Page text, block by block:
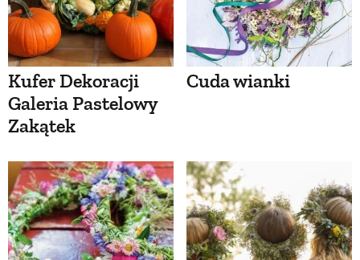
Kufer Dekoracji
Galeria Pastelowy
Zakątek
Cuda wianki